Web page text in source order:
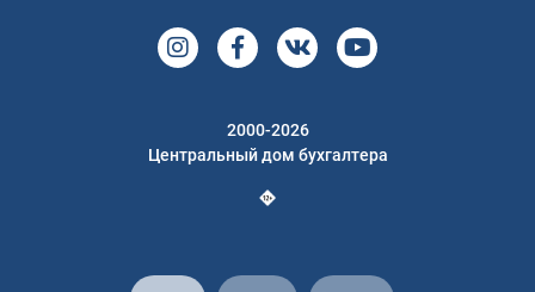
2000-2026
Центральный дом бухгалтера